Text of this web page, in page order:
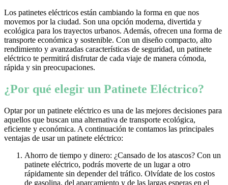
Los patinetes eléctricos están cambiando la forma en que nos
movemos por la ciudad. Son una opción moderna, divertida y
ecológica para los trayectos urbanos. Además, ofrecen una forma de
transporte económica y sostenible. Con un diseño compacto, alto
rendimiento y avanzadas características de seguridad, un patinete
eléctrico te permitirá disfrutar de cada viaje de manera cómoda,
rápida y sin preocupaciones.
¿Por qué elegir un Patinete Eléctrico?
Optar por un patinete eléctrico es una de las mejores decisiones para
aquellos que buscan una alternativa de transporte ecológica,
eficiente y económica. A continuación te contamos las principales
ventajas de usar un patinete eléctrico:
Ahorro de tiempo y dinero: ¿Cansado de los atascos? Con un
patinete eléctrico, podrás moverte de un lugar a otro
rápidamente sin depender del tráfico. Olvídate de los costos
de gasolina, del aparcamiento y de las largas esperas en el